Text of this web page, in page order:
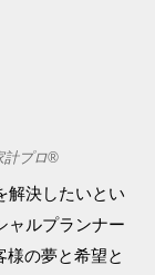
計プロ®
解決したいとい
ャルプランナー
様の夢と希望と